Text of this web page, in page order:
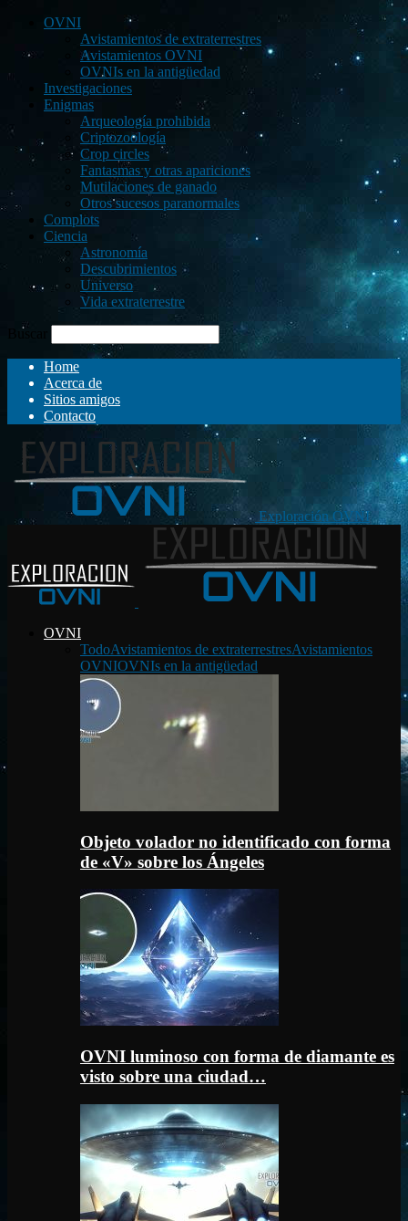
OVNI
Avistamientos de extraterrestres
Avistamientos OVNI
OVNIs en la antigüedad
Investigaciones
Enigmas
Arqueología prohibida
Criptozoología
Crop circles
Fantasmas y otras apariciones
Mutilaciones de ganado
Otros sucesos paranormales
Complots
Ciencia
Astronomía
Descubrimientos
Universo
Vida extraterrestre
Buscar
Home
Acerca de
Sitios amigos
Contacto
Exploración OVNI
OVNI
TodoAvistamientos de extraterrestresAvistamientos
OVNIOVNIs en la antigüedad
Objeto volador no identificado con forma
de «V» sobre los Ángeles
OVNI luminoso con forma de diamante es
visto sobre una ciudad…